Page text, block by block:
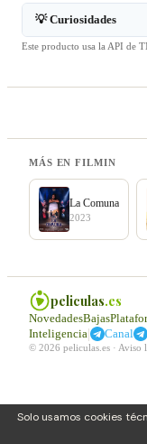
Solo usamos cookies
💡 Curiosidades
Este producto usa la API de
MÁS EN FILMIN
La Comuna
2023
peliculas.es
NovedadesBajas
Inteligencia| Canal
© 2026 peliculas.es · Aviso